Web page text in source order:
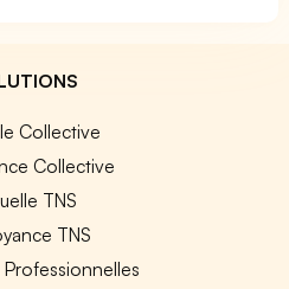
Collective
Collective
TNS
TNS
Professionnelles